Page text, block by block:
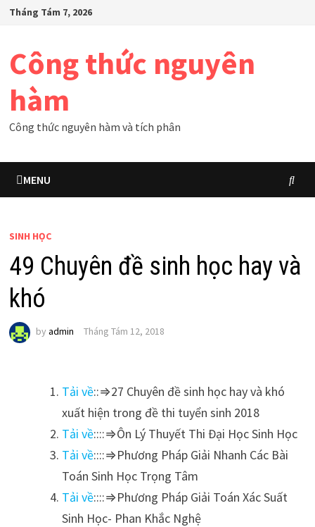
SkipTháng Tám 7, 2026
Công thức nguyên
hàm
Công thức nguyên hàm và tích phân
MENU
SINH HỌC
49 Chuyên đề sinh học hay và
khó
by admin Tháng Tám 12, 2018
Tải về::⇒27 Chuyên đề sinh học hay và khó
xuất hiện trong đề thi tuyển sinh 2018
Tải về::::⇒Ôn Lý Thuyết Thi Đại Học Sinh Học
Tải về::::⇒Phương Pháp Giải Nhanh Các Bài
Toán Sinh Học Trọng Tâm
Tải về::::⇒Phương Pháp Giải Toán Xác Suất
Sinh Học- Phan Khắc Nghệ